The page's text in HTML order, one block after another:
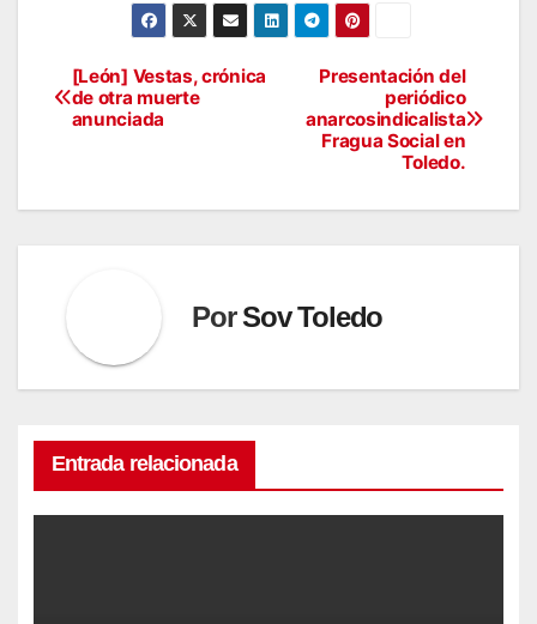
Navegación
de
Presentación del
periódico
anarcosindicalista
Fragua Social en
Toledo.
[León] Vestas, crónica
de otra muerte
anunciada
PorSov Toledo
Entrada relacionada